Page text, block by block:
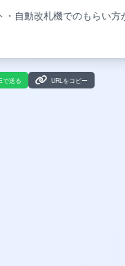
自動改札機でのもらい
で送る URLをコピー